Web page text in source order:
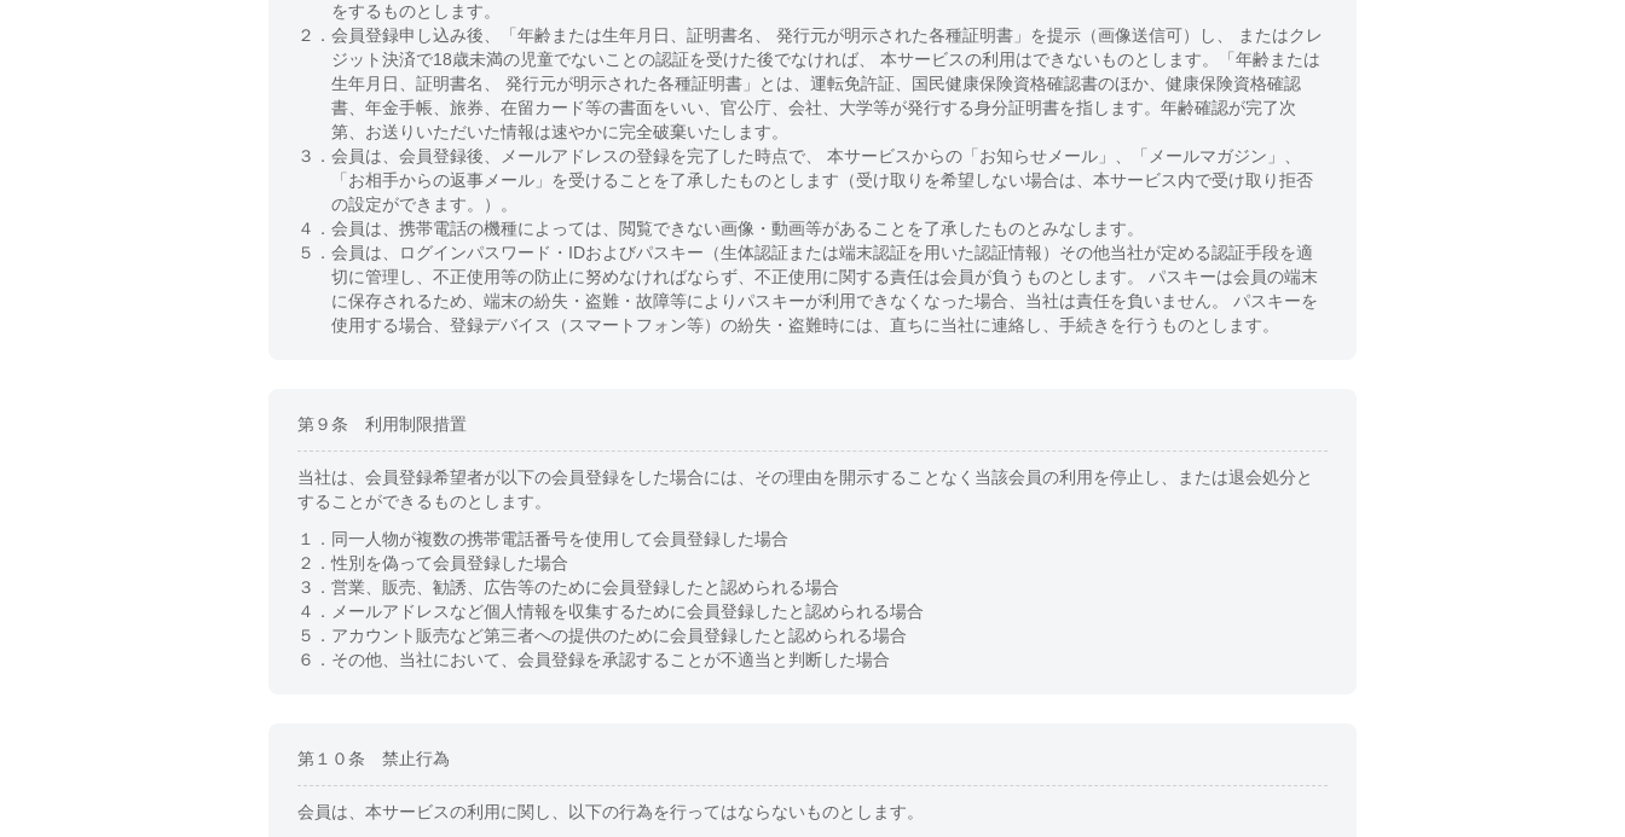
をするものとします。
２． 会員登録申し込み後、「年齢または生年月日、証明書名、 発行元が明示された各種証明書」を提示（画像送信可）し、 またはクレ
ジット決済で18歳未満の児童でないことの認証を受けた後でなければ、 本サービスの利用はできないものとします。「年齢または
生年月日、証明書名、 発行元が明示された各種証明書」とは、運転免許証、国民健康保険資格確認書のほか、健康保険資格確認
書、年金手帳、旅券、在留カード等の書面をいい、官公庁、会社、大学等が発行する身分証明書を指します。年齢確認が完了次
第、お送りいただいた情報は速やかに完全破棄いたします。
３． 会員は、会員登録後、メールアドレスの登録を完了した時点で、 本サービスからの「お知らせメール」、「メールマガジン」、
「お相手からの返事メール」を受けることを了承したものとします（受け取りを希望しない場合は、本サービス内で受け取り拒否
の設定ができます。）。
４． 会員は、携帯電話の機種によっては、閲覧できない画像・動画等があることを了承したものとみなします。
５． 会員は、ログインパスワード・IDおよびパスキー（生体認証または端末認証を用いた認証情報）その他当社が定める認証手段を適
切に管理し、不正使用等の防止に努めなければならず、不正使用に関する責任は会員が負うものとします。 パスキーは会員の端末
に保存されるため、端末の紛失・盗難・故障等によりパスキーが利用できなくなった場合、当社は責任を負いません。 パスキーを
使用する場合、登録デバイス（スマートフォン等）の紛失・盗難時には、直ちに当社に連絡し、手続きを行うものとします。
第９条 利用制限措置
当社は、会員登録希望者が以下の会員登録をした場合には、その理由を開示することなく当該会員の利用を停止し、または退会処分と
することができるものとします。
１． 同一人物が複数の携帯電話番号を使用して会員登録した場合
２．性別を偽って会員登録した場合
３． 営業、販売、勧誘、広告等のために会員登録したと認められる場合
４．
メールアドレスなど個人情報を収集するために会員登録したと認められる場合
５． アカウント販売など第三者への提供のために会員登録したと認められる場合
６． その他、当社において、会員登録を承認することが不適当と判断した場合
第１０条 禁止行為
会員は、本サービスの利用に関し、以下の行為を行ってはならないものとします。